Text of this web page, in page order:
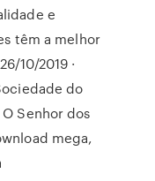
e
têm a melhor
10/2019 ·
do
Senhor dos
mega,